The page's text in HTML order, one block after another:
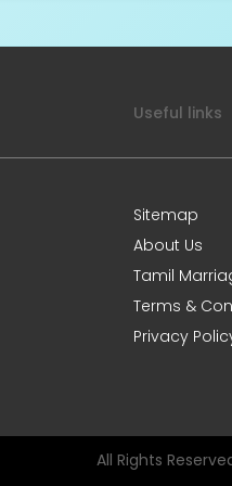
Useful links
Sitemap
About Us
Tamil
Terms &
Privacy
All Rights